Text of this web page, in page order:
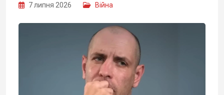
7 липня 2026 Війна